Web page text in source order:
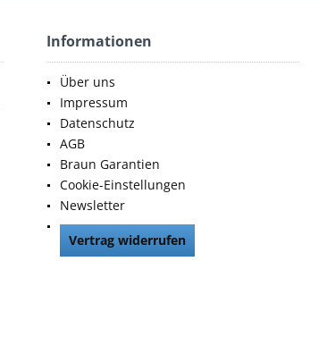
Informationen
Über uns
Impressum
Datenschutz
AGB
Braun Garantien
Cookie-Einstellungen
Newsletter
Vertrag widerrufen